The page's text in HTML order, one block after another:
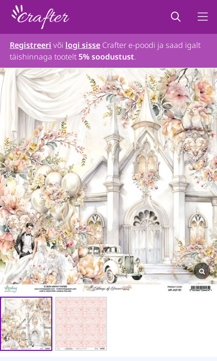
Registreeri või logi sisse Crafter e-poodi ja saad igalt
täishinnaga tootelt5% soodustust.